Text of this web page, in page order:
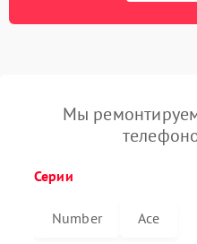
Мы
Серии
Number Ace